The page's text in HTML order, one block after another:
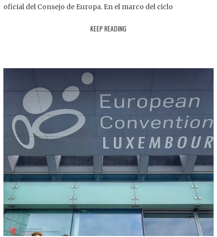
2
oficial del Consejo de Europa. En el marco del ciclo
KEEP READING